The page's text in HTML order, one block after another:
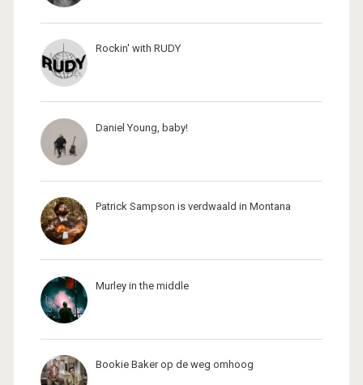
Rockin' with RUDY
Daniel Young, baby!
Patrick Sampson is verdwaald in Montana
Murley in the middle
Bookie Baker op de weg omhoog